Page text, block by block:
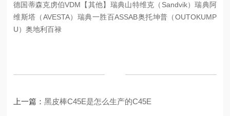
德国蒂森克虏伯VDM 【其他】 瑞典山特维克（Sandvik）瑞典阿
维斯塔（AVESTA） 瑞典一胜百ASSAB奥托坤普（OUTOKUMP
U）奥地利百禄
上一篇：黑皮棒C45E是怎么生产的C45E